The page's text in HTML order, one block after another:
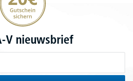
V nieuwsbrief